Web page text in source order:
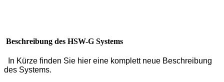
Beschreibung des HSW-G Systems
In Kürze finden Sie hier eine komplett neue Beschreibung
des Systems.